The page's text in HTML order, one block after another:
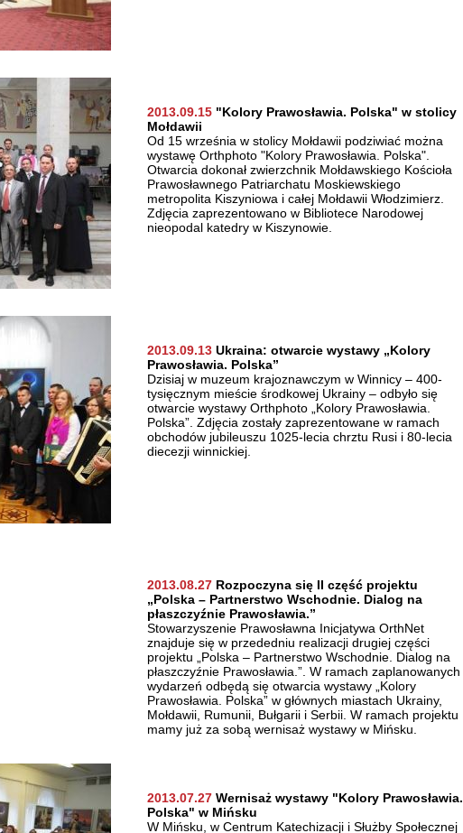
2013.09.15 "Kolory Prawosławia. Polska" w stolicy
Mołdawii
Od 15 września w stolicy Mołdawii podziwiać można
wystawę Orthphoto "Kolory Prawosławia. Polska".
Otwarcia dokonał zwierzchnik Mołdawskiego Kościoła
Prawosławnego Patriarchatu Moskiewskiego
metropolita Kiszyniowa i całej Mołdawii Włodzimierz.
Zdjęcia zaprezentowano w Bibliotece Narodowej
nieopodal katedry w Kiszynowie.
2013.09.13 Ukraina: otwarcie wystawy „Kolory
Prawosławia. Polska”
Dzisiaj w muzeum krajoznawczym w Winnicy – 400-
tysięcznym mieście środkowej Ukrainy – odbyło się
otwarcie wystawy Orthphoto „Kolory Prawosławia.
Polska”. Zdjęcia zostały zaprezentowane w ramach
obchodów jubileuszu 1025-lecia chrztu Rusi i 80-lecia
diecezji winnickiej.
2013.08.27 Rozpoczyna się II część projektu
„Polska – Partnerstwo Wschodnie. Dialog na
płaszczyźnie Prawosławia.”
Stowarzyszenie Prawosławna Inicjatywa OrthNet
znajduje się w przededniu realizacji drugiej części
projektu „Polska – Partnerstwo Wschodnie. Dialog na
płaszczyźnie Prawosławia.”. W ramach zaplanowanych
wydarzeń odbędą się otwarcia wystawy „Kolory
Prawosławia. Polska” w głównych miastach Ukrainy,
Mołdawii, Rumunii, Bułgarii i Serbii. W ramach projektu
mamy już za sobą wernisaż wystawy w Mińsku.
2013.07.27 Wernisaż wystawy "Kolory Prawosławia.
Polska" w Mińsku
W Mińsku, w Centrum Katechizacji i Służby Społecznej